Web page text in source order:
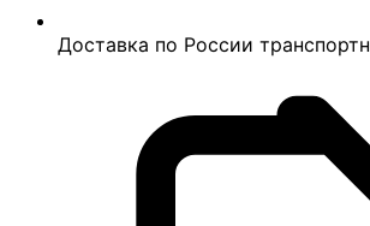
Доставка по России